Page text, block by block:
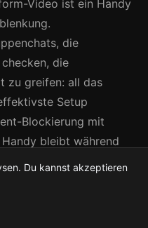
Video ist ein Handy
die
die
zu greifen: all das
Setup
Blockierung mit
bleibt während
an der Ladestation.
muss, geht es
geht zurück an den
Du kannst akzeptieren